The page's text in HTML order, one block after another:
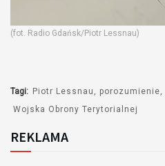
(fot. Radio Gdańsk/Piotr Lessnau)
Tagi: Piotr Lessnau porozumienie
Wojska Obrony Terytorialnej
REKLAMA